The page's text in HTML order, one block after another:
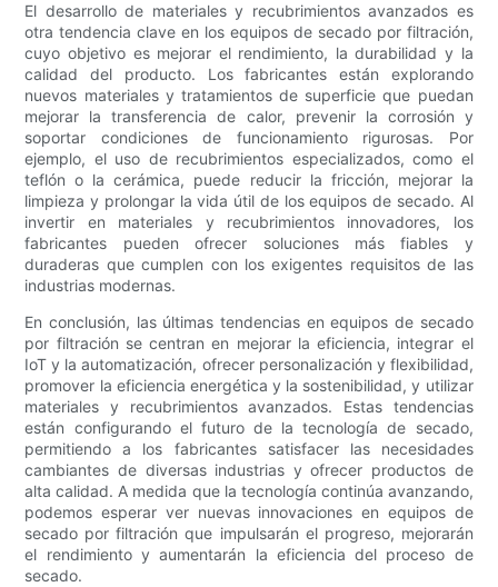
El desarrollo de materiales y recubrimientos avanzados es
otra tendencia clave en los equipos de secado por filtración,
cuyo objetivo es mejorar el rendimiento, la durabilidad y la
calidad del producto. Los fabricantes están explorando
nuevos materiales y tratamientos de superficie que puedan
mejorar la transferencia de calor, prevenir la corrosión y
soportar condiciones de funcionamiento rigurosas. Por
ejemplo, el uso de recubrimientos especializados, como el
teflón o la cerámica, puede reducir la fricción, mejorar la
limpieza y prolongar la vida útil de los equipos de secado. Al
invertir en materiales y recubrimientos innovadores, los
fabricantes pueden ofrecer soluciones más fiables y
duraderas que cumplen con los exigentes requisitos de las
industrias modernas.
En conclusión, las últimas tendencias en equipos de secado
por filtración se centran en mejorar la eficiencia, integrar el
IoT y la automatización, ofrecer personalización y flexibilidad,
promover la eficiencia energética y la sostenibilidad, y utilizar
materiales y recubrimientos avanzados. Estas tendencias
están configurando el futuro de la tecnología de secado,
permitiendo a los fabricantes satisfacer las necesidades
cambiantes de diversas industrias y ofrecer productos de
alta calidad. A medida que la tecnología continúa avanzando,
podemos esperar ver nuevas innovaciones en equipos de
secado por filtración que impulsarán el progreso, mejorarán
el rendimiento y aumentarán la eficiencia del proceso de
secado.